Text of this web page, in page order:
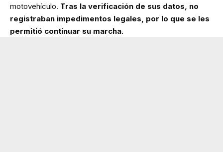
motovehículo. Tras la verificación de sus datos, no
registraban impedimentos legales, por lo que se les
permitió continuar su marcha.